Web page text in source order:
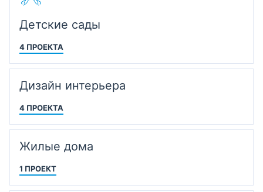
Детские сады
4 ПРОЕКТА
Дизайн интерьера
4 ПРОЕКТА
Жилые дома
1 ПРОЕКТ